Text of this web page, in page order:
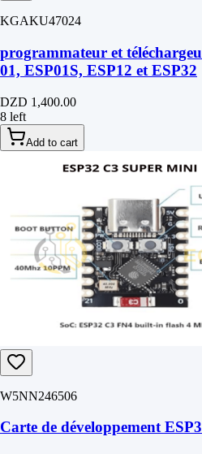
KGAKU47024
programmateur et
01, ESP01S, ESP12 et ESP32
DZD 1,400.00
8 left
Add to cart
W5NN246506
Carte de développement